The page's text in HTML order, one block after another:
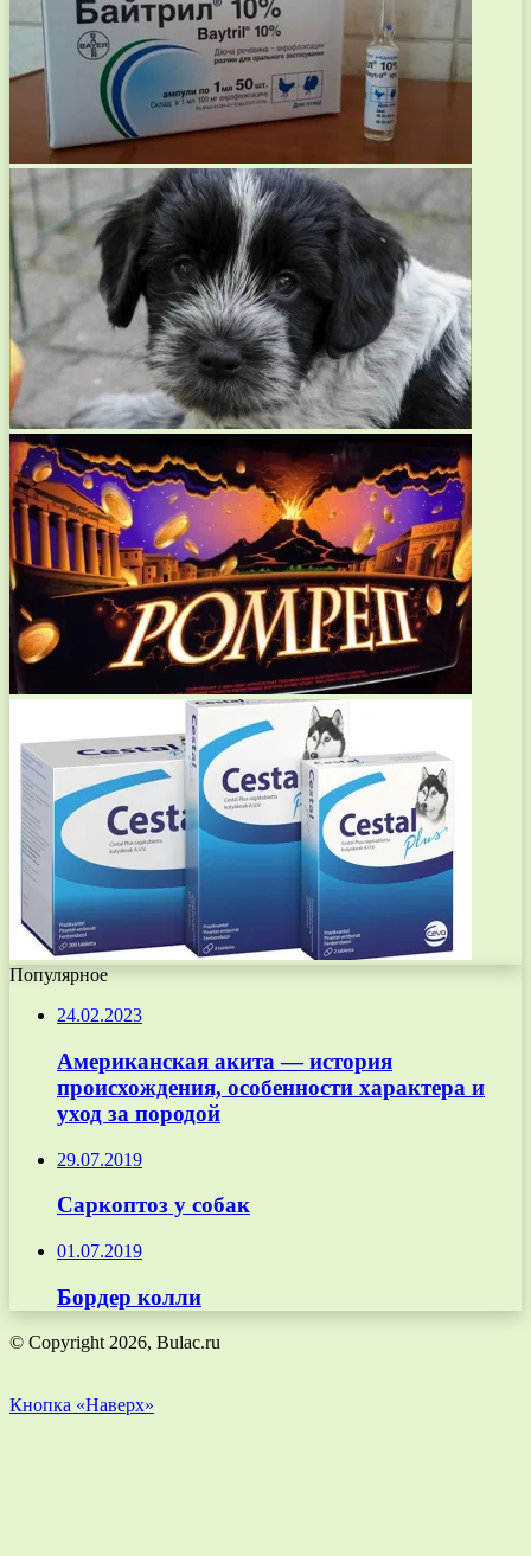
Популярное
24.02.2023
Американская акита — история
происхождения, особенности характера и
уход за породой
29.07.2019
Саркоптоз у собак
01.07.2019
Бордер колли
© Copyright 2026, Bulac.ru
Кнопка «Наверх»